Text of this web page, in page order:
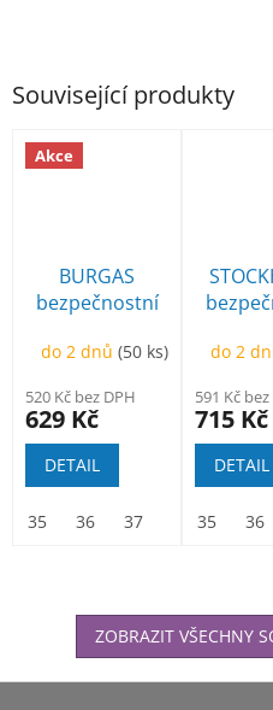
Související produkty
Akce
BURGAS
bezpečnostní
do 2 dnů(50 ks)
520 Kč bez DPH
629 Kč
DETAIL
35 36 37
do 2
591 Kč
715 Kč
DETAIL
35 36
ZOBRAZIT VŠECHNY
Z